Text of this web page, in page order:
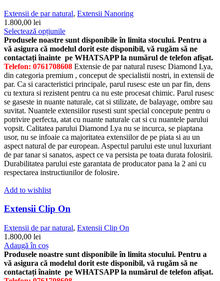
Extensii de par natural, Extensii Nanoring
1.800,00 lei
Selectează opțiunileAcest
produs
are
mai
multe
variații.
Opțiunile
pot
fi
alese
în
pagina
produsului.
Produsele noastre sunt disponibile în limita stocului. Pentru a
vă asigura că modelul dorit este disponibil, vă rugăm să ne
contactați înainte pe WHATSAPP la numărul de telefon afișat.
Telefon: 0761708608 Extensie de par natural rusesc Diamond Lya,
din categoria premium , conceput de specialistii nostri, in extensii de
par. Ca si caracteristici principale, parul rusesc este un par fin, dens
cu textura si rezistent pentru ca nu este procesat chimic. Parul rusesc
se gaseste in nuante naturale, cat si stilizate, de balayage, ombre sau
suvitat. Nuantele extensiilor rusesti sunt special concepute pentru o
potrivire perfecta, atat cu nuante naturale cat si cu nuantele parului
vopsit. Calitatea parului Diamond Lya nu se incurca, se piaptana
usor, nu se infoaie ca majoritatea extensiilor de pe piata si au un
aspect natural de par european. Aspectul parului este unul luxuriant
de par tanar si sanatos, aspect ce va persista pe toata durata folosirii.
Durabilitatea parului este garantata de producator pana la 2 ani cu
respectarea instructiunilor de folosire.
Add to wishlist
Extensii Clip On
Extensii de par natural, Extensii Clip On
1.800,00 lei
Adaugă în coș
Produsele noastre sunt disponibile în limita stocului. Pentru a
vă asigura că modelul dorit este disponibil, vă rugăm să ne
contactați înainte pe WHATSAPP la numărul de telefon afișat.